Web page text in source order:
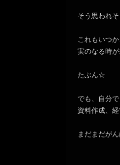
そう思われ
これもいつ
実のなる時
たぶん☆
でも、自分
資料作成、
まだまだが